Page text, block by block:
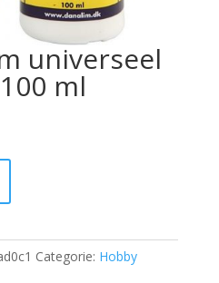
universeel
ml
Categorie: Hobby